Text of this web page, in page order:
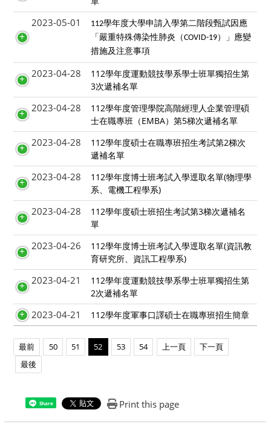
2023-05-01 112學年度大學申請入學第二階段甄試因應
「嚴重特殊傳染性肺炎（COVID-19）」應變
措施及注意事項
2023-04-28
112學年度運動競技學系學士班單獨招生第
3次遞補名單
2023-04-28
112學年度管理學院高階經理人企業管理碩
士在職專班（EMBA）第5梯次遞補名單
2023-04-28
112學年度碩士在職專班招生考試第2梯次
遞補名單
2023-04-28
112學年度博士班考試入學逕取名單(物理學
系、電機工程學系)
2023-04-28
112學年度碩士班招生考試第3梯次遞補名
單
2023-04-26
112學年度博士班考試入學逕取名單(資訊教
育研究所、資訊工程學系)
2023-04-21
112學年度運動競技學系學士班單獨招生第
2次遞補名單
2023-04-21 112學年度軍事口譯碩士在職專班招生簡章
最前 50 51 52 53 54 上一頁
下一頁
最後
Share Print this page